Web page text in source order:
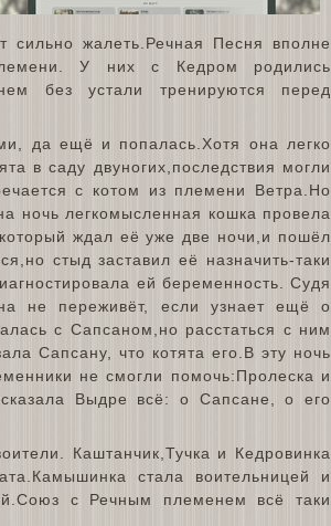
сильно жалеть.Речная Песня вполне
У них с Кедром родились
без устали тренируются перед
да ещё и попалась.Хотя она легко
в саду двуногих,последствия могли
с котом из племени Ветра.Но
ночь легкомысленная кошка провела
ждал её уже две ночи,и пошёл
стыд заставил её назначить-таки
ей беременность. Судя
не переживёт, если узнает ещё о
с Сапсаном,но расстаться с ним
Сапсану, что котята его.В эту ночь
не смогли помочь:Пролеска и
Выдре всё: о Сапсане, о его
Каштанчик,Тучка и Кедровинка
стала воительницей и
с Речным племенем всё таки